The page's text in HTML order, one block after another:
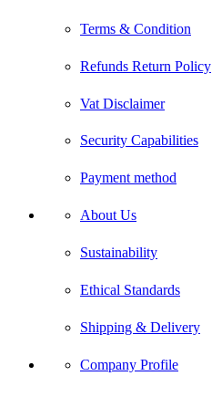
Terms & Condition
Refunds Return Policy
Vat Disclaimer
Security Capabilities
Payment method
About Us
Sustainability
Ethical Standards
Shipping & Delivery
Company Profile